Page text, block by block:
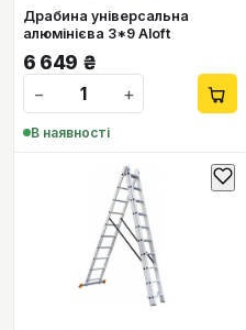
Драбина універсальна
алюмінієва 3*9 Aloft
6 649 ₴
−
+
В наявності